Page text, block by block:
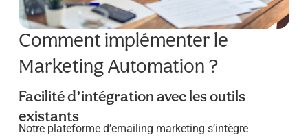
Comment implémenter le
Marketing Automation ?
Facilité d’intégration avec les outils
existants
Notre plateforme d’emailing marketing s’intègre